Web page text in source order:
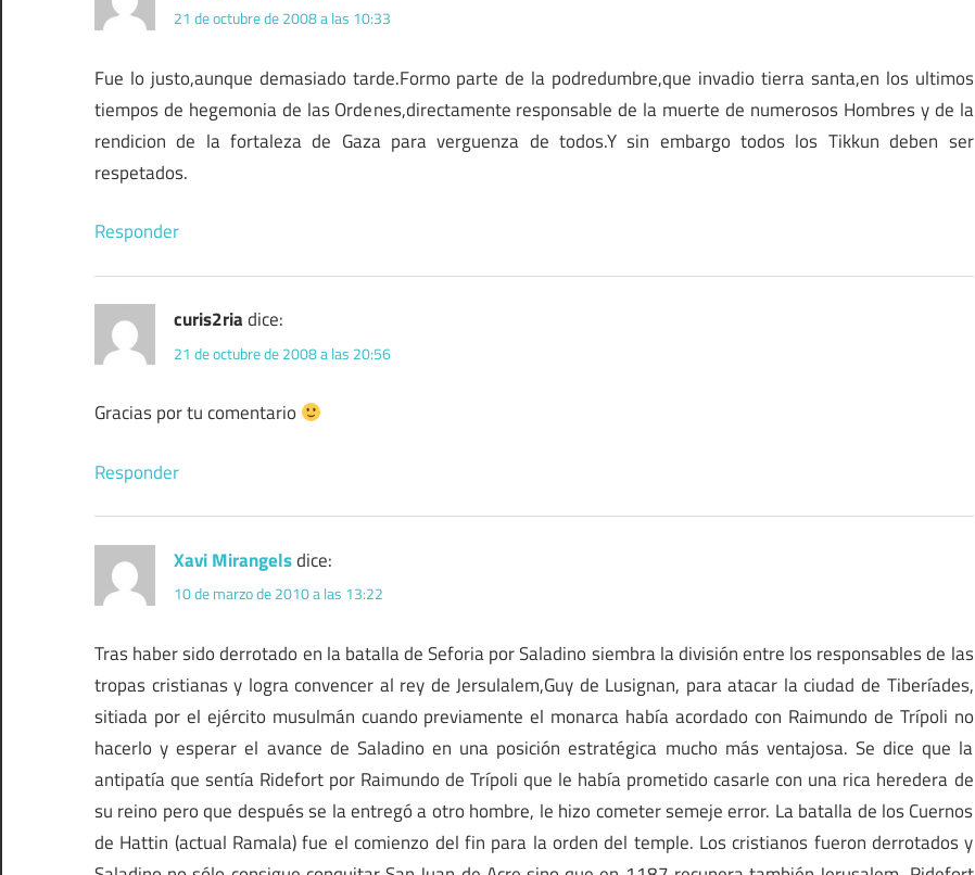
21 de octubre de 2008 a las 10:33
Fue lo justo,aunque demasiado tarde.Formo parte de la podredumbre,que invadio tierra santa,en los ultimos
tiempos de hegemonia de las Ordenes,directamente responsable de la muerte de numerosos Hombres y de la
rendicion de la fortaleza de Gaza para verguenza de todos.Y sin embargo todos los Tikkun deben ser
respetados.
Responder
curis2riadice:
21 de octubre de 2008 a las 20:56
Gracias por tu comentario
Responder
Xavi Mirangelsdice:
10 de marzo de 2010 a las 13:22
Tras haber sido derrotado en la batalla de Seforia por Saladino siembra la división entre los responsables de las
tropas cristianas y logra convencer al rey de Jersulalem,Guy de Lusignan, para atacar la ciudad de Tiberíades,
sitiada por el ejército musulmán cuando previamente el monarca había acordado con Raimundo de Trípoli no
hacerlo y esperar el avance de Saladino en una posición estratégica mucho más ventajosa. Se dice que la
antipatía que sentía Ridefort por Raimundo de Trípoli que le había prometido casarle con una rica heredera de
su reino pero que después se la entregó a otro hombre, le hizo cometer semeje error. La batalla de los Cuernos
de Hattin (actual Ramala) fue el comienzo del fin para la orden del temple. Los cristianos fueron derrotados y